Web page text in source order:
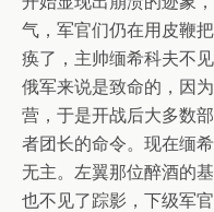
气，军官们仍在用皮鞭
痪了，主帅缅希科夫不
俄军来说是致命的，因
营，于是开战后大多数
者团长的命令。现在缅
无主。左翼那位醉酒的
也不见了踪影，下级军